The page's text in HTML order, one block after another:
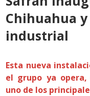
Chihuahua
industrial
Esta nueva
el grupo ya opera,
uno de los